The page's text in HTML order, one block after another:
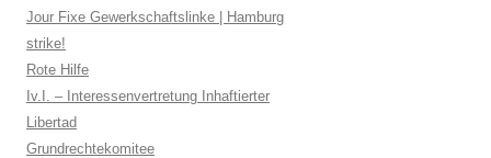
Jour Fixe Gewerkschaftslinke | Hamburg
strike!
Rote Hilfe
Iv.I. – Interessenvertretung Inhaftierter
Libertad
Grundrechtekomitee